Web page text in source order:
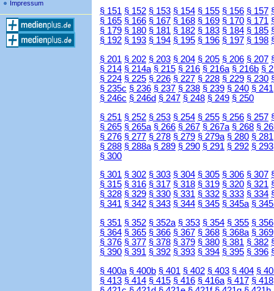
Impressum
§ 151 § 152 § 153 § 154 § 155 § 156 § 157
§ 165 § 166 § 167 § 168 § 169 § 170 § 171
§ 179 § 180 § 181 § 182 § 183 § 184 § 185
§ 192 § 193 § 194 § 195 § 196 § 197 § 198
§ 201 § 202 § 203 § 204 § 205 § 206 § 207
§ 214 § 214a § 215 § 216 § 216a § 216b §
§ 224 § 225 § 226 § 227 § 228 § 229 § 230
§ 235c § 236 § 237 § 238 § 239 § 240 § 241
§ 246c § 246d § 247 § 248 § 249 § 250
§ 251 § 252 § 253 § 254 § 255 § 256 § 257
§ 265 § 265a § 266 § 267 § 267a § 268 §
§ 276 § 277 § 278 § 279 § 279a § 280 § 281
§ 288 § 288a § 289 § 290 § 291 § 292 § 293
§ 300
§ 301 § 302 § 303 § 304 § 305 § 306 § 307
§ 315 § 316 § 317 § 318 § 319 § 320 § 321
§ 328 § 329 § 330 § 331 § 332 § 333 § 334
§ 341 § 342 § 343 § 344 § 345 § 345a §
§ 351 § 352 § 352a § 353 § 354 § 355 § 356
§ 364 § 365 § 366 § 367 § 368 § 368a § 369
§ 376 § 377 § 378 § 379 § 380 § 381 § 382
§ 390 § 391 § 392 § 393 § 394 § 395 § 396
§ 400a § 400b § 401 § 402 § 403 § 404 §
§ 413 § 414 § 415 § 416 § 416a § 417 § 418